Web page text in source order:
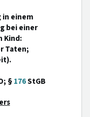
in einem
bei einer
Kind:
Taten;
§176StGB